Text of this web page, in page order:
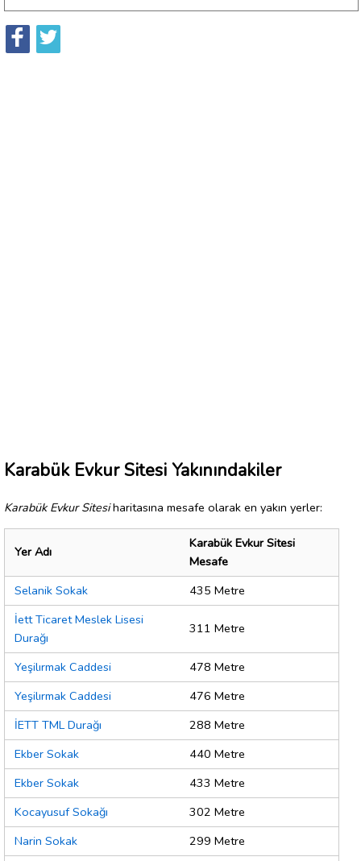
Karabük Evkur Sitesi Yakınındakiler
Karabük Evkur Sitesiharitasına mesafe olarak en yakın yerler:
Yer Adı
Karabük Evkur Sitesi
Mesafe
Selanik Sokak
435 Metre
İett Ticaret Meslek Lisesi
Durağı
311 Metre
Yeşilırmak Caddesi
478 Metre
Yeşilırmak Caddesi
476 Metre
İETT TML Durağı
288 Metre
Ekber Sokak
440 Metre
Ekber Sokak
433 Metre
Kocayusuf Sokağı
302 Metre
Narin Sokak
299 Metre